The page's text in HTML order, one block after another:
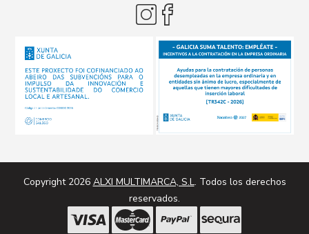
Copyright 2026 ALXI MULTIMARCA, S.L. Todos los derechos
reservados.